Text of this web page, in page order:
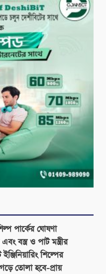
পার্কের ঘোষণা
বস্ত্র ও পাট মন্ত্রীর
শিল্পের
গড়ে তোলা হবে-প্রায়